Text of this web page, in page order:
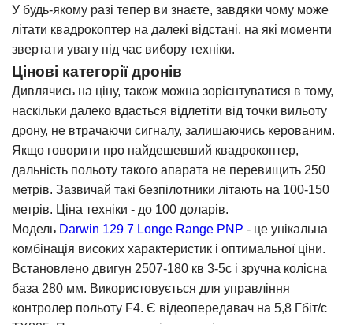
У будь-якому разі тепер ви знаєте, завдяки чому може
літати квадрокоптер на далекі відстані, на які моменти
звертати увагу під час вибору техніки.
Цінові категорії дронів
Дивлячись на ціну, також можна зорієнтуватися в тому,
наскільки далеко вдасться відлетіти від точки вильоту
дрону, не втрачаючи сигналу, залишаючись керованим.
Якщо говорити про найдешевший квадрокоптер,
дальність польоту такого апарата не перевищить 250
метрів. Зазвичай такі безпілотники літають на 100-150
метрів. Ціна техніки - до 100 доларів.
Модель Darwin 129 7 Longe Range PNP - це унікальна
комбінація високих характеристик і оптимальної ціни.
Встановлено двигун 2507-180 кв 3-5с і зручна колісна
база 280 мм. Використовується для управління
контролер польоту F4. Є відеопередавач на 5,8 Гбіт/с